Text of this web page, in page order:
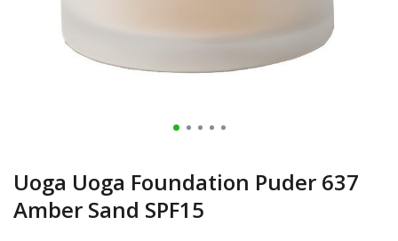
Uoga Uoga Foundation Puder 637
Amber Sand SPF15